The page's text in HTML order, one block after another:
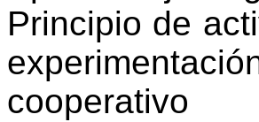
Principio de
cooperativo